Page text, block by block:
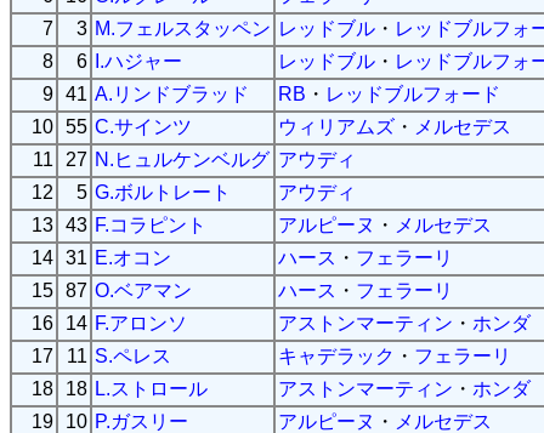
7
3 M.フェルスタッペン レッドブル ・ レッドブルフォ
8
6 I.ハジャー レッドブル ・ レッドブルフォ
9 41 A.リンドブラッド RB ・ レッドブルフォード
10 55 C.サインツ ウィリアムズ ・ メルセデス
11
27 N.ヒュルケンベルグ アウディ
12
5 G.ボルトレート
アウディ
13 43 F.コラピント アルピーヌ ・ メルセデス
14 31 E.オコン ハース ・ フェラーリ
15 87 O.ベアマン ハース ・ フェラーリ
16
14 F.アロンソ アストンマーティン ・ ホンダ
17
11 S.ペレス キャデラック ・ フェラーリ
18
18 L.ストロール アストンマーティン ・ ホンダ
19
10 P.ガスリー アルピーヌ ・ メルセデス